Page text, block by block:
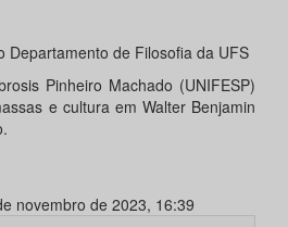
Departamento de Filosofia da UFS
Pinheiro Machado (UNIFESP)
e cultura em Walter Benjamin
novembro de 2023, 16:39